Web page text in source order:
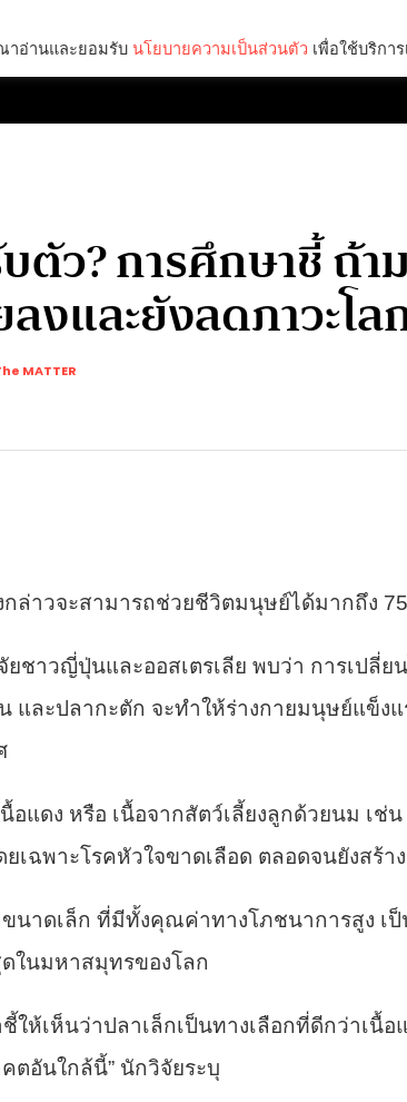
ตัว? การศึกษาชี้ ถ้
งและยังลดภาวะโ
MATTER
กล่าวจะสามารถช่วยชีวิตมนุษย์ได้มากถึง
ชาวญี่ปุ่นและออสเตรเลีย พบว่า การเปลี่ย
และปลากะตัก จะทำให้ร่างกายมนุษย์แข็ง
อแดง หรือ เนื้อจากสัตว์เลี้ยงลูกด้วยนม เช่
ยเฉพาะโรคหัวใจขาดเลือด ตลอดจนยังสร้
นาดเล็ก ที่มีทั้งคุณค่าทางโภชนาการสูง เ
นมหาสมุทรของโลก
ชี้ให้เห็นว่าปลาเล็กเป็นทางเลือกที่ดีกว่าเนื้
ตอันใกล้นี้” นักวิจัยระบุ
าอ่านและยอมรับ นโยบายความเป็นส่วนตัว เพื่อใช้บริกา